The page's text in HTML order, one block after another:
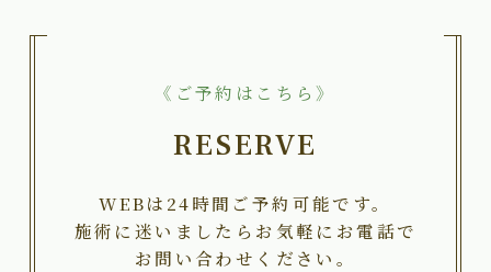
《ご予約はこちら》
RESERVE
WEBは24時間ご予約可能です。
施術に迷いましたらお気軽にお電話で
お問い合わせください。